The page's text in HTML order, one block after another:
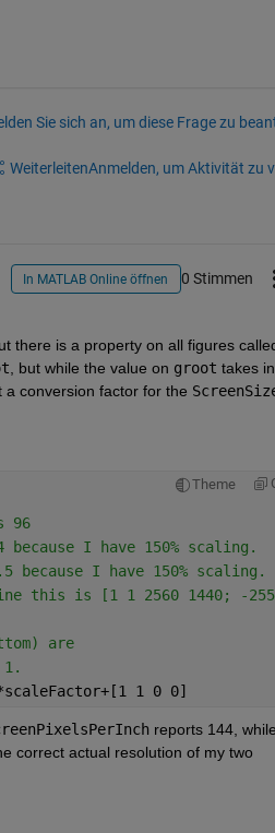
Sie sich an, um diese Frage zu
WeiterleitenAnmelden, um Aktivität zu
In MATLAB Online öffnen 0 Stimmen
, but while the value on groot takes
conversion factor for the
Theme
96
because I have 150% scaling.
because I have 150% scaling.
this is [1 1 2560 1440; -
are
1 0 0]
correct actual resolution of my two